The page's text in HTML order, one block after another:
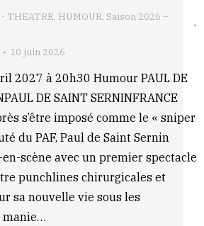
- THEATRE, HUMOUR, Saison 2026 –
10 juin 2026
2027 à 20h30 Humour PAUL DE
DE SAINT SERNINFRANCE
s’être imposé comme le « sniper
du PAF, Paul de Saint Sernin
scène avec un premier spectacle
punchlines chirurgicales et
sa nouvelle vie sous les
manie…